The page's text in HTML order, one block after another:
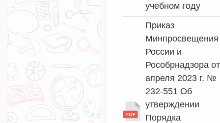
учебном году
Приказ
Минпросвещения
России и
Рособрнадзора
апреля 2023 г. №
232-551 Об
утверждении
Порядка